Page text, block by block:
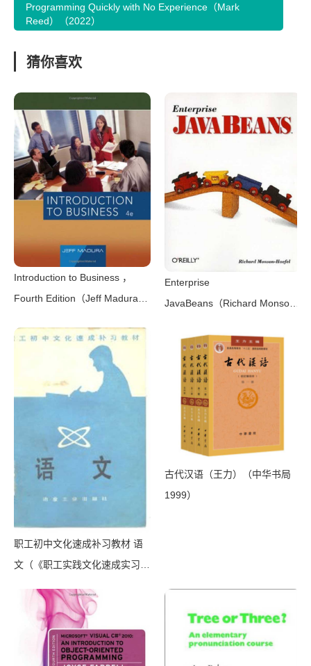
Programming Quickly with No Experience（Mark
Reed）（2022）
猜你喜欢
Introduction to Business ，
Fourth Edition（Jeff Madura）
2006）
Enterprise
JavaBeans（Richard Monson-
1999）
职工初中文化速成补习教材 语
文（《职工实践文化速成实习教
出版社 1982）
古代汉语（王力）（中华书局
1999）